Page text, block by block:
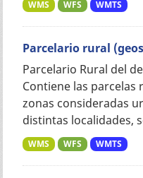
WMS WFS WMTS
Parcelario rural
Parcelario Rural del
Contiene las
zonas consideradas
distintas localidades,
WMS WFS WMTS